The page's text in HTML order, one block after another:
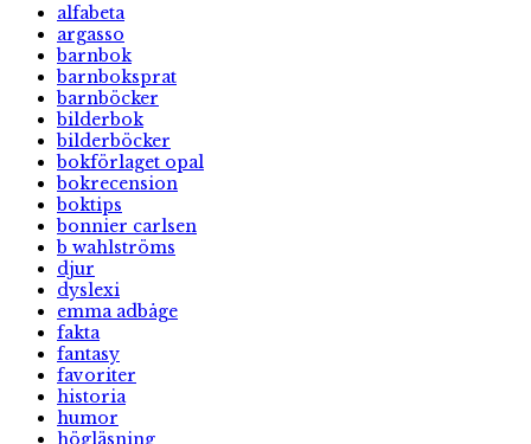
alfabeta
argasso
barnbok
barnboksprat
barnböcker
bilderbok
bilderböcker
bokförlaget opal
bokrecension
boktips
bonnier carlsen
b wahlströms
djur
dyslexi
emma adbåge
fakta
fantasy
favoriter
historia
humor
högläsning